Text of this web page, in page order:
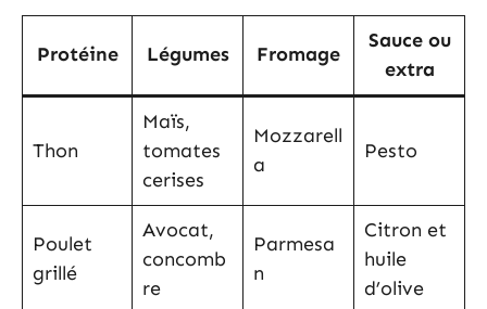
Protéine Légumes Fromage
Sauce ou
extra
Thon
Maïs,
tomates
cerises
Mozzarell
a
Pesto
Poulet
grillé
Avocat,
concomb
re
Parmesa
n
Citron et
huile
d’olive